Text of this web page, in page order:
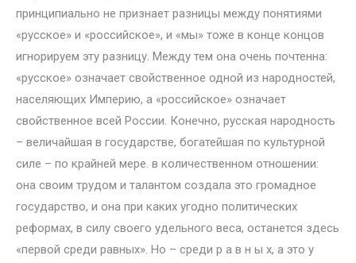
принципиально не признает разницы между понятиями
«русское» и «российское», и «мы» тоже в конце концов
игнорируем эту разницу. Между тем она очень почтенна:
«русское» означает свойственное одной из народностей,
населяющих Империю, а «российское» означает
свойственное всей России. Конечно, русская народность
– величайшая в государстве, богатейшая по культурной
силе – по крайней мере. в количественном отношении:
она своим трудом и талантом создала это громадное
государство, и она при каких угодно политических
реформах, в силу своего удельного веса, останется здесь
«первой среди равных». Но – среди р а в н ы х, а это у